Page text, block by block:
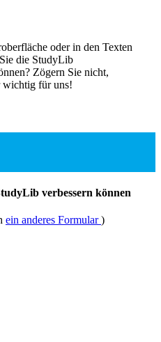
oder in den Texten
die StudyLib
Zögern Sie nicht,
wichtig für uns!
verbessern können
ein anderes Formular)